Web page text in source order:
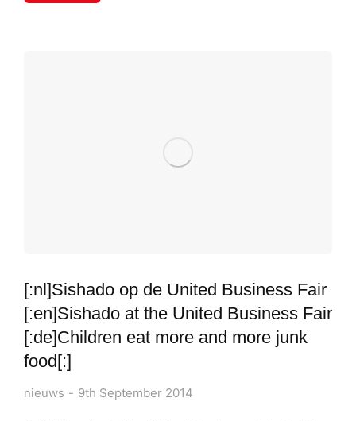
[:nl]Sishado op de United Business Fair
[:en]Sishado at the United Business Fair
[:de]Children eat more and more junk
food[:]
nieuws 9th September 2014